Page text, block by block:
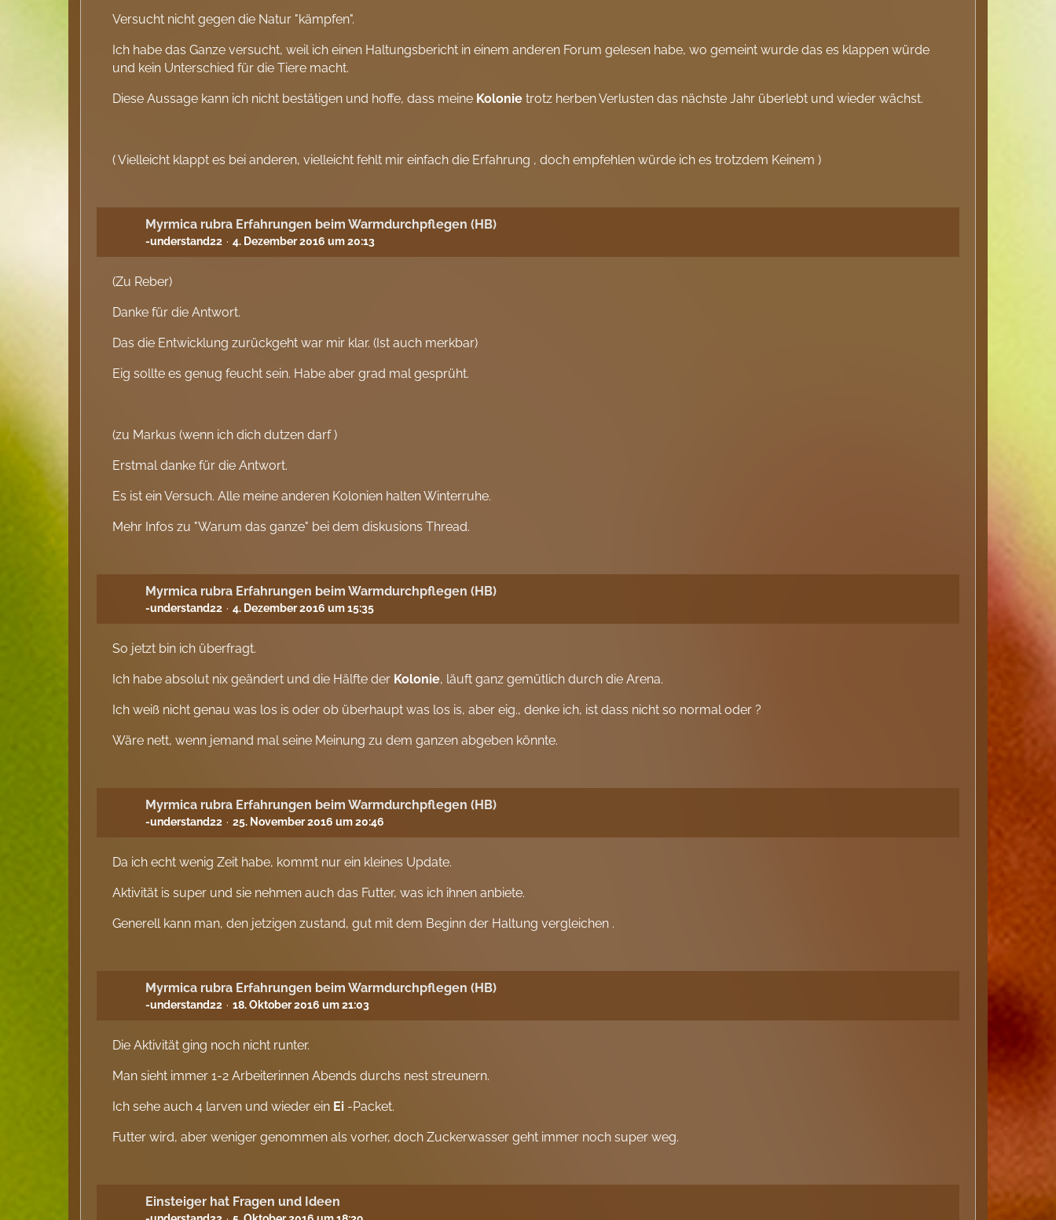
Versucht nicht gegen die Natur "kämpfen".
Ich habe das Ganze versucht, weil ich einen Haltungsbericht in einem anderen Forum gelesen habe, wo gemeint wurde das es klappen würde
und kein Unterschied für die Tiere macht.
Diese Aussage kann ich nicht bestätigen und hoffe, dass meine Kolonie trotz herben Verlusten das nächste Jahr überlebt und wieder wächst.
( Vielleicht klappt es bei anderen, vielleicht fehlt mir einfach die Erfahrung , doch empfehlen würde ich es trotzdem Keinem )
Myrmica rubra Erfahrungen beim Warmdurchpflegen (HB)
-understand22 4. Dezember 2016 um 20:13
(Zu Reber)
Danke für die Antwort.
Das die Entwicklung zurückgeht war mir klar. (Ist auch merkbar)
Eig sollte es genug feucht sein. Habe aber grad mal gesprüht.
(zu Markus (wenn ich dich dutzen darf )
Erstmal danke für die Antwort.
Es ist ein Versuch. Alle meine anderen Kolonien halten Winterruhe.
Mehr Infos zu "Warum das ganze" bei dem diskusions Thread.
Myrmica rubra Erfahrungen beim Warmdurchpflegen (HB)
-understand22 4. Dezember 2016 um 15:35
So jetzt bin ich überfragt.
Ich habe absolut nix geändert und die Hälfte der Kolonie, läuft ganz gemütlich durch die Arena.
Ich weiß nicht genau was los is oder ob überhaupt was los is, aber eig., denke ich, ist dass nicht so normal oder ?
Wäre nett, wenn jemand mal seine Meinung zu dem ganzen abgeben könnte.
Myrmica rubra Erfahrungen beim Warmdurchpflegen (HB)
-understand22 25. November 2016 um 20:46
Da ich echt wenig Zeit habe, kommt nur ein kleines Update.
Aktivität is super und sie nehmen auch das Futter, was ich ihnen anbiete.
Generell kann man, den jetzigen zustand, gut mit dem Beginn der Haltung vergleichen .
Myrmica rubra Erfahrungen beim Warmdurchpflegen (HB)
-understand22 18. Oktober 2016 um 21:03
Die Aktivität ging noch nicht runter.
Man sieht immer 1-2 Arbeiterinnen Abends durchs nest streunern.
Ich sehe auch 4 larven und wieder ein Ei -Packet.
Futter wird, aber weniger genommen als vorher, doch Zuckerwasser geht immer noch super weg.
Einsteiger hat Fragen und Ideen